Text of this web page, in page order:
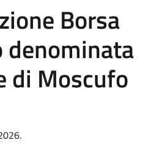
Borsa
denominata
di Moscufo